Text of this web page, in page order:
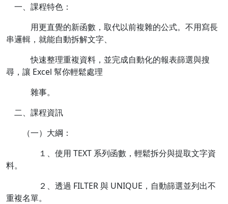
一、課程特色：
用更直覺的新函數，取代以前複雜的公式。不用寫長
串邏輯，就能自動拆解文字、
快速整理重複資料，並完成自動化的報表篩選與搜
尋，讓 Excel 幫你輕鬆處理
雜事。
二、課程資訊
（一）大綱：
１、使用 TEXT 系列函數，輕鬆拆分與提取文字資
料。
２、透過 FILTER 與 UNIQUE，自動篩選並列出不
重複名單。